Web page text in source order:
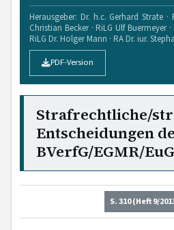
Herausgeber: Dr. h.c. Gerhard Strate ·
Christian Becker · RiLG Ulf Buermeyer
RiLG Dr. Holger Mann · RA Dr. iur.
PDF-Version
Strafrechtliche/
Entscheidungen
BVerfG/EGMR/
S. 310 (Heft 9/